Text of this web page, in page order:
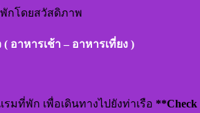
กโดยสวัสดิภาพ
อาหารเช้า – อาหารเที่ยง )
มที่พัก เพื่อเดินทางไปยังท่าเรือ **Check